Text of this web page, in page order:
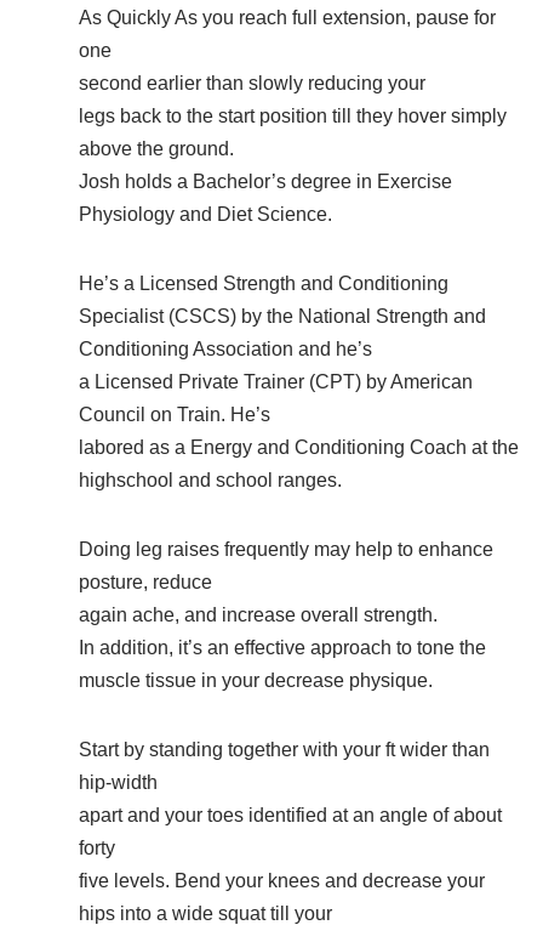
As Quickly As you reach full extension, pause for
one
second earlier than slowly reducing your
legs back to the start position till they hover simply
above the ground.
Josh holds a Bachelor’s degree in Exercise
Physiology and Diet Science.
He’s a Licensed Strength and Conditioning
Specialist (CSCS) by the National Strength and
Conditioning Association and he’s
a Licensed Private Trainer (CPT) by American
Council on Train. He’s
labored as a Energy and Conditioning Coach at the
highschool and school ranges.
Doing leg raises frequently may help to enhance
posture, reduce
again ache, and increase overall strength.
In addition, it’s an effective approach to tone the
muscle tissue in your decrease physique.
Start by standing together with your ft wider than
hip-width
apart and your toes identified at an angle of about
forty
five levels. Bend your knees and decrease your
hips into a wide squat till your